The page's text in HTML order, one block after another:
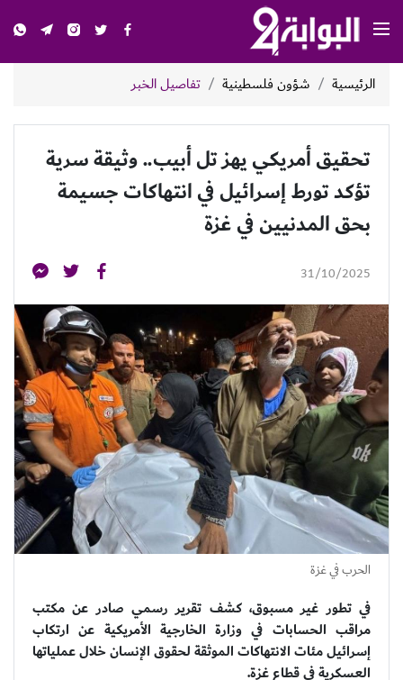
الرئيسية شؤون فلسطينية تفاصيل الخبر
تحقيق أمريكي يهز تل أبيب.. وثيقة سرية
تؤكد تورط إسرائيل في انتهاكات جسيمة
بحق المدنيين في غزة
31/10/2025
الحرب في غزة
في تطور غير مسبوق، كشف تقرير رسمي صادر عن مكتب
مراقب الحسابات في وزارة الخارجية الأمريكية عن ارتكاب
إسرائيل مئات الانتهاكات الموثقة لحقوق الإنسان خلال عملياتها
العسكرية في قطاع غزة.